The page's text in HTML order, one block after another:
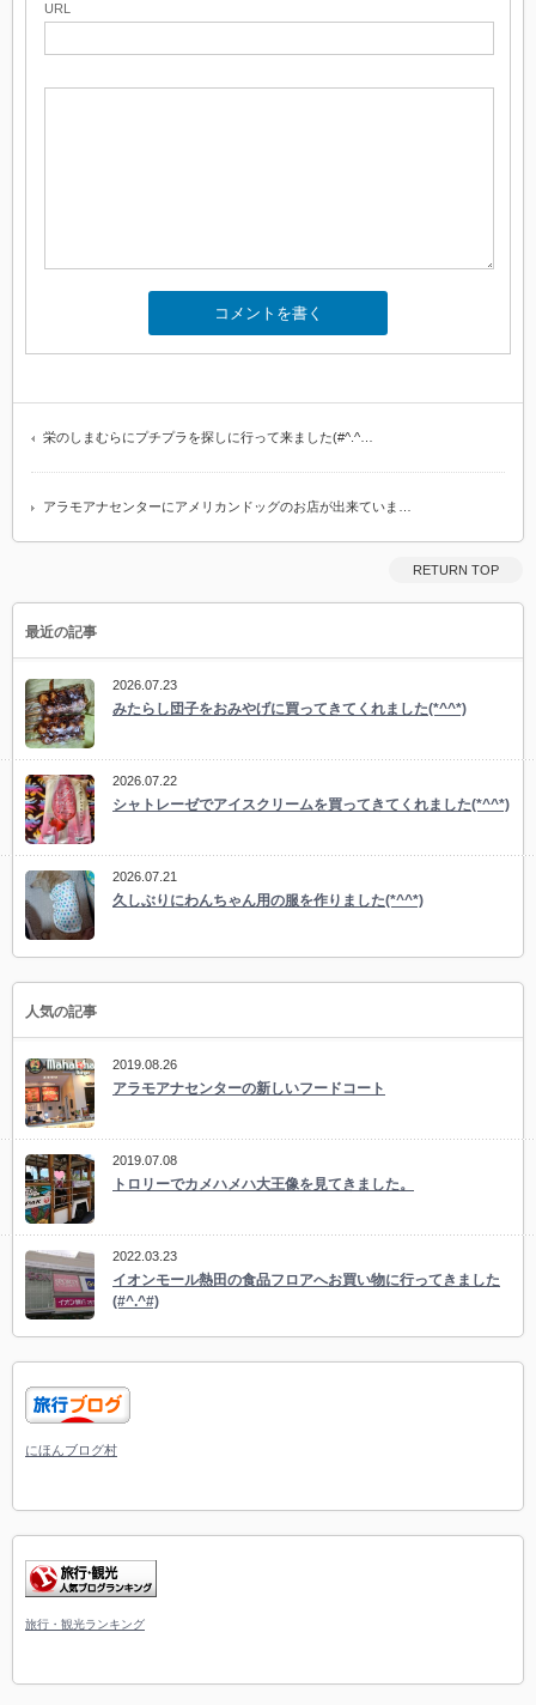
URL
栄のしまむらにプチプラを探しに行って来ました(#^.^…
アラモアナセンターにアメリカンドッグのお店が出来ていま…
RETURN TOP
最近の記事
2026.07.23
みたらし団子をおみやげに買ってきてくれました(*^^*)
2026.07.22
シャトレーゼでアイスクリームを買ってきてくれました(*^^*)
2026.07.21
久しぶりにわんちゃん用の服を作りました(*^^*)
人気の記事
2019.08.26
アラモアナセンターの新しいフードコート
2019.07.08
トロリーでカメハメハ大王像を見てきました。
2022.03.23
イオンモール熱田の食品フロアへお買い物に行ってきました
(#^.^#)
にほんブログ村
旅行・観光ランキング